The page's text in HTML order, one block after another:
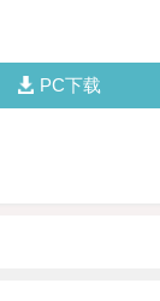
PC下载